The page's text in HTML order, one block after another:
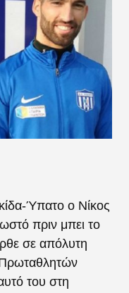
Ύπατο ο Νίκος
πριν μπει το
σε απόλυτη
του στη